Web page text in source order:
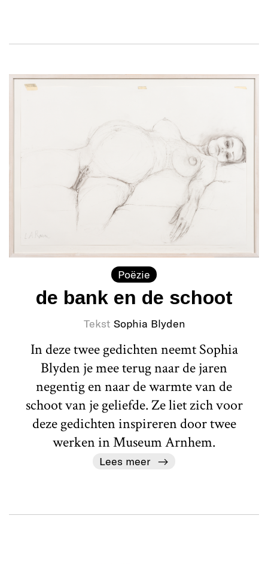
Poëzie
de bank en de schoot
Tekst Sophia Blyden
In deze twee gedichten neemt Sophia
Blyden je mee terug naar de jaren
negentig en naar de warmte van de
schoot van je geliefde. Ze liet zich voor
deze gedichten inspireren door twee
werken in Museum Arnhem.
Lees meer